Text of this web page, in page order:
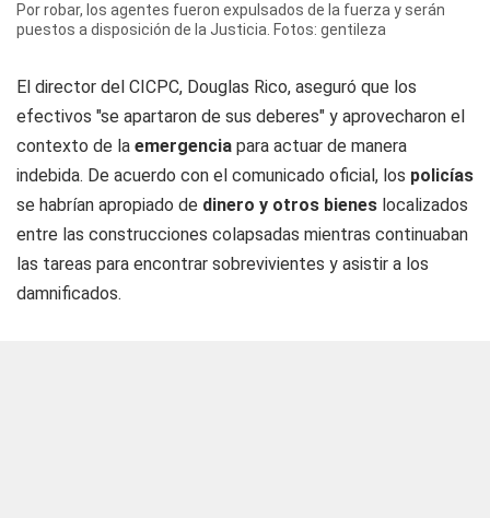
Por robar, los agentes fueron expulsados de la fuerza y serán
puestos a disposición de la Justicia. Fotos: gentileza
El director del CICPC, Douglas Rico, aseguró que los
efectivos "se apartaron de sus deberes" y aprovecharon el
contexto de la emergencia para actuar de manera
indebida. De acuerdo con el comunicado oficial, los policías
se habrían apropiado de dinero y otros bienes localizados
entre las construcciones colapsadas mientras continuaban
las tareas para encontrar sobrevivientes y asistir a los
damnificados.